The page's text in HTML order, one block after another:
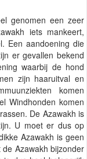
genomen een zeer
iets mankeert,
Een aandoening die
er gevallen bekend
waarbij de hond
zijn haaruitval en
komen
Windhonden komen
De Azawakh is
U moet er dus op
Azawakh is geen
Azawakh bijzonder